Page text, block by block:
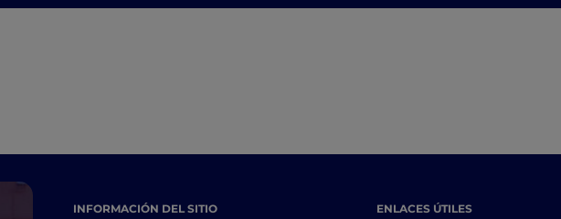
INFORMACIÓN DEL SITIO ENLACES ÚTILES